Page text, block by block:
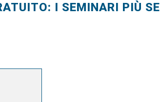
I SEMINARI PIÙ